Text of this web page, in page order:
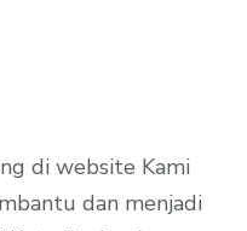
di website Kami
dan menjadi